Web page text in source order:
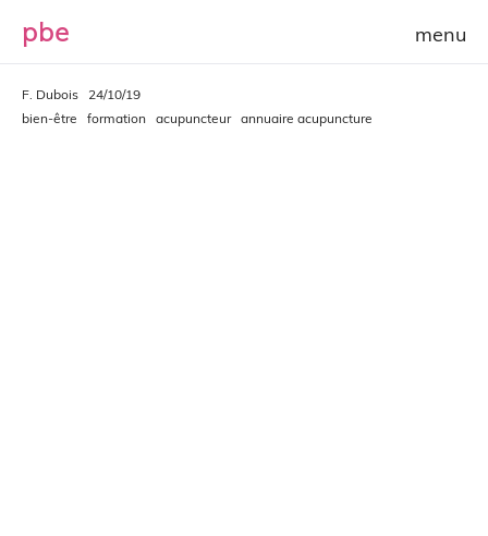
pbe
F. Dubois
24/10/19
bien-être
formation acupuncteur annuaire acupuncture